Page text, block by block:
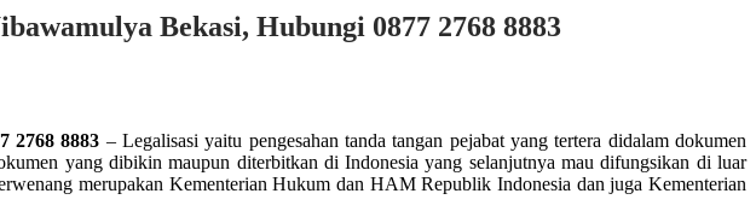
Bekasi, Hubungi 0877 2768 8883
2768 8883 – Legalisasi yaitu pengesahan tanda tangan pejabat yang tertera didalam dokumen
yang dibikin maupun diterbitkan di Indonesia yang selanjutnya mau difungsikan di luar
merupakan Kementerian Hukum dan HAM Republik Indonesia dan juga Kementerian